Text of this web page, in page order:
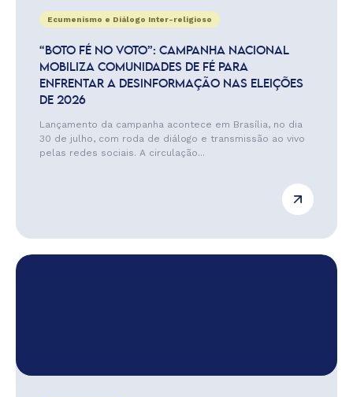
Ecumenismo e Diálogo Inter-religioso
“BOTO FÉ NO VOTO”: CAMPANHA NACIONAL
MOBILIZA COMUNIDADES DE FÉ PARA
ENFRENTAR A DESINFORMAÇÃO NAS ELEIÇÕES
DE 2026
Lançamento da campanha acontece em Brasília, no dia
30 de julho, com roda de diálogo e transmissão ao vivo
pelas redes sociais. A circulação...